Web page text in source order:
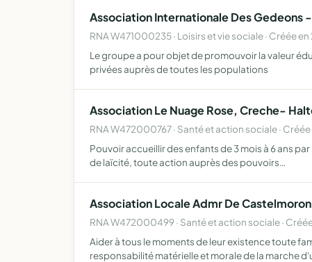
Association Internationale Des Gedeons
RNA W471000235 · Loisirs et vie sociale · Créée
Le groupe a pour objet de promouvoir la valeur
privées auprès de toutes les populations
Association Le Nuage Rose, Creche-
RNA W472000767 · Santé et action sociale · Créée
Pouvoir accueillir des enfants de 3 mois à 6 ans
de laïcité, toute action auprès des pouvoirs…
Association Locale Admr De Castelmoron
RNA W472000499 · Santé et action sociale ·
Aider à tous le moments de leur existence toute
responsabilité matérielle et morale de la marche